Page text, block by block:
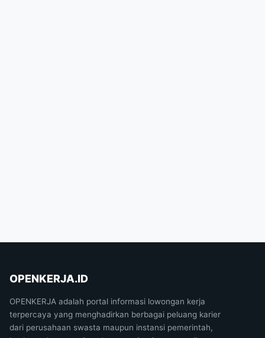
OPENKERJA.ID
OPENKERJA adalah portal informasi lowongan kerja
terpercaya yang menghadirkan berbagai peluang karier
dari perusahaan swasta maupun instansi pemerintah,